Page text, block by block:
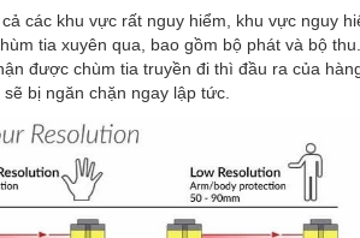
các khu vực rất nguy hiểm, khu vực nguy
tia xuyên qua, bao gồm bộ phát và bộ
được chùm tia truyền đi thì đầu ra của
bị ngăn chặn ngay lập tức.